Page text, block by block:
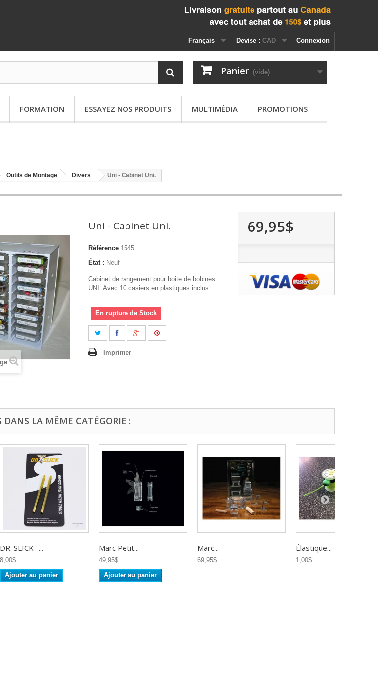
Connexion
Devise : CAD
Français
Panier (vide)
FORMATION ESSAYEZ NOS PRODUITS MULTIMÉDIA PROMOTIONS
Outils de Montage Divers Uni - Cabinet Uni.
Uni - Cabinet Uni.
Référence 1545
État : Neuf
Cabinet de rangement pour boite de bobines
UNI. Avec 10 casiers en plastiques inclus.
En rupture de Stock
Imprimer
69,95$
DANS LA MÊME CATÉGORIE :
DR. SLICK -...
8,00$
Ajouter au panier
Marc Petit...
49,95$
Ajouter au panier
Marc...
69,95$
Élastique...
1,00$